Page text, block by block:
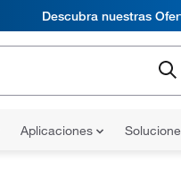
Descubra nuestras
Aplicaciones